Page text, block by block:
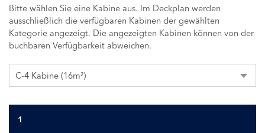
Bitte wählen Sie eine Kabine aus. Im Deckplan werden
ausschließlich die verfügbaren Kabinen der gewählten
Kategorie angezeigt. Die angezeigten Kabinen können von der
buchbaren Verfügbarkeit abweichen.
C-4 Kabine (16m²)
1